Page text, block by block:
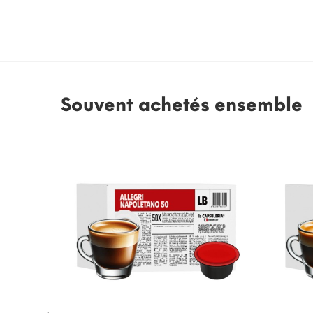
Souvent achetés ensemble